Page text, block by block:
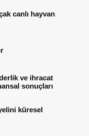
canlı hayvan
ve ihracat
sonuçları
küresel